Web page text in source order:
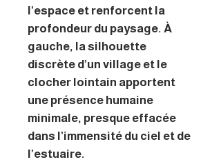
l’espace et renforcent la
profondeur du paysage. À
gauche, la silhouette
discrète d’un village et le
clocher lointain apportent
une présence humaine
minimale, presque effacée
dans l’immensité du ciel et de
l’estuaire.